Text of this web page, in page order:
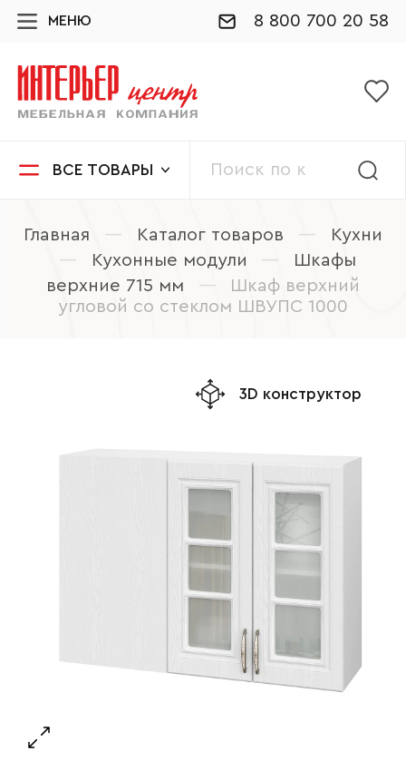
МЕНЮ 8 800 700 20 58
ВСЕ ТОВАРЫ
Главная — Каталог товаров —
Кухни
—
Кухонные модули —
Шкафы
верхние 715 мм
—
Шкаф верхний
угловой со стеклом ШВУПС 1000
3D конструктор